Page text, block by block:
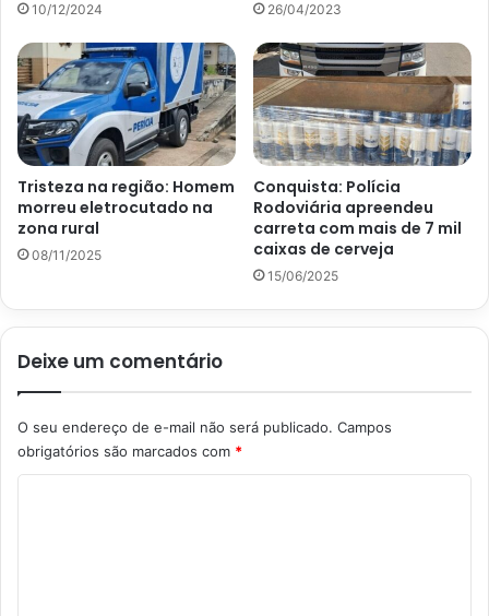
10/12/2024 26/04/2023
Tristeza na região: Homem
morreu eletrocutado na
zona rural
08/11/2025
Conquista: Polícia
Rodoviária apreendeu
carreta com mais de 7 mil
caixas de cerveja
15/06/2025
Deixe um comentário
O seu endereço de e-mail não será publicado. Campos
obrigatórios são marcados com *